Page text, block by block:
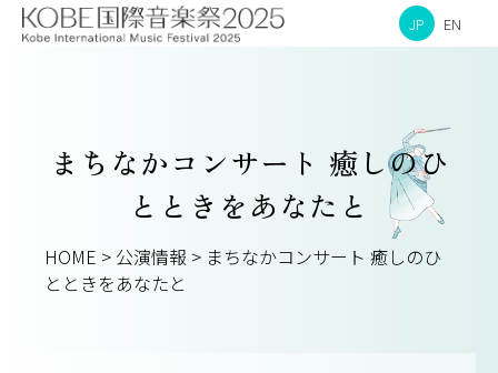
JP EN
まちなかコンサート 癒しのひ
とときをあなたと
HOME > 公演情報 > まちなかコンサート 癒しのひ
とときをあなたと